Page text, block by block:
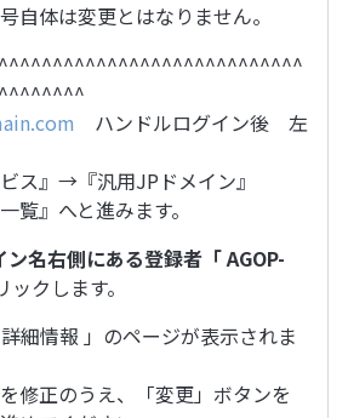
自体は変更とはなりません。
ハンドルログイン後 左
ス』→『汎用JPドメイン』
』へと進みます。
ン名右側にある登録者「 AGOP-
クします。
細情報 」のページが表示されま
修正のうえ、「変更」ボタンを